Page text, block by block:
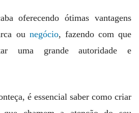
oferecendo ótimas vantagens
ou negócio, fazendo com que
uma grande autoridade e
é essencial saber como criar